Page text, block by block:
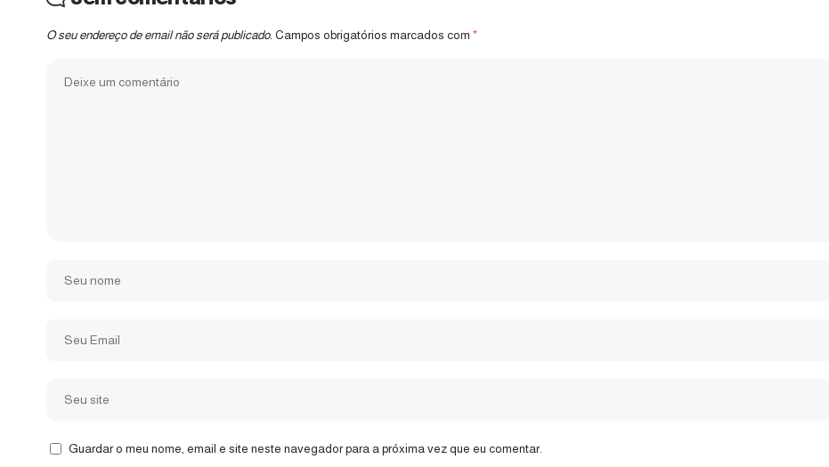
O seu endereço de email não será publicado. Campos obrigatórios marcados com *
Guardar o meu nome, email e site neste navegador para a próxima vez que eu comentar.